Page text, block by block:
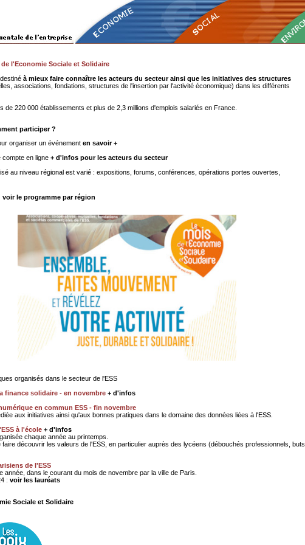
l'Economie Sociale et Solidaire
à mieux faire connaître les acteurs du secteur ainsi que les initiatives des structures
associations, fondations, structures de l'insertion par l'activité économique) dans les différents
de 220 000 établissements et plus de 2,3 millions d'emplois salariés en France.
participer ?
organiser un événement en savoir +
en ligne + d'infos pour les acteurs du secteur
au niveau régional est varié : expositions, forums, conférences, opérations portes ouvertes,
voir le programme par région
organisés dans le secteur de l'ESS
finance solidaire - en novembre + d'infos
en commun ESS - fin novembre
aux initiatives ainsi qu'aux bonnes pratiques dans le domaine des données liées à l'ESS.
à l'école + d'infos
chaque année au printemps.
faire découvrir les valeurs de l'ESS, en particulier auprès des lycéens (débouchés professionnels, buts
de l'ESS
année, dans le courant du mois de novembre par la ville de Paris.
: voir les lauréats
Sociale et Solidaire